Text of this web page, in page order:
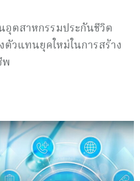
อุตสาหกรรมประกันชีวิต
วแทนยุคใหม่ในการสร้าง